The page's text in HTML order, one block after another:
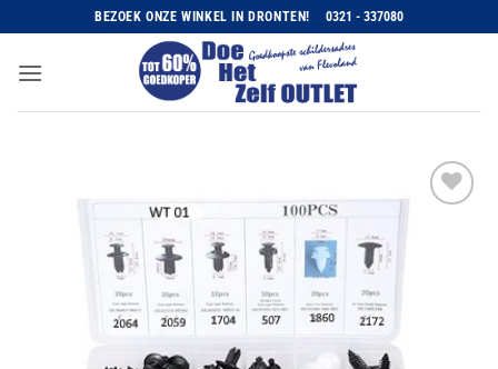
naar
inhoud
BEZOEK ONZE WINKEL IN DRONTEN! 0321 - 337080